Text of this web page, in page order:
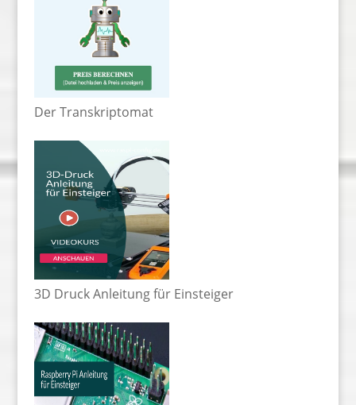
Der Transkriptomat
3D Druck Anleitung für Einsteiger